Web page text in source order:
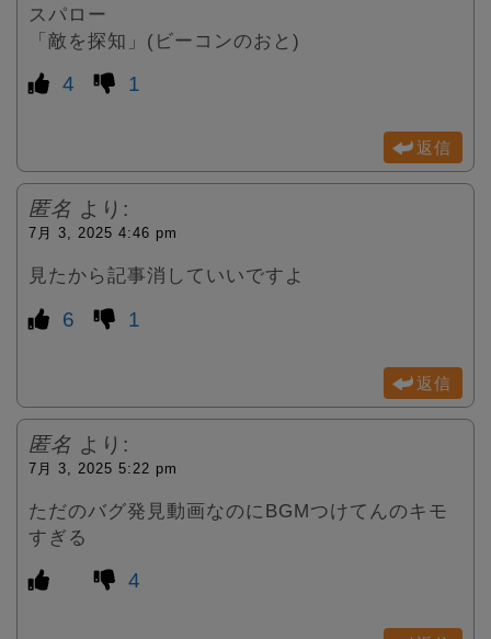
スパロー
「敵を探知」(ビーコンのおと)
4 1
返信
匿名 より:
7月 3, 2025 4:46 pm
見たから記事消していいですよ
6 1
返信
匿名 より:
7月 3, 2025 5:22 pm
ただのバグ発見動画なのにBGMつけてんのキモ
すぎる
4